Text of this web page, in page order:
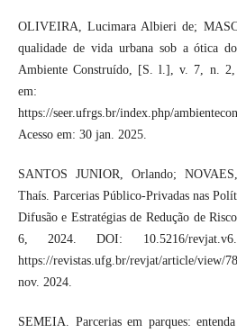
OLIVEIRA, Lucimara Albieri de;
qualidade de vida urbana sob a ótica
Ambiente Construído, [S. l.], v. 7, n.
em:
https://seer.ufrgs.br/index.php/
Acesso em: 30 jan. 2025.
SANTOS JUNIOR, Orlando;
Thaís. Parcerias Público-Privadas nas
Difusão e Estratégias de Redução de
6, 2024. DOI: 10.5216/
https://revistas.ufg.br/revjat/article/view/
nov. 2024.
SEMEIA. Parcerias em parques: